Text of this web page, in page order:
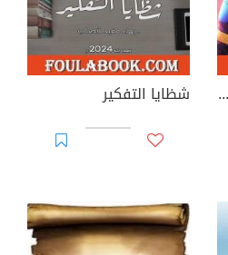
كأس المجرات - ميسي في تحدي الفضاء شظايا التفكير